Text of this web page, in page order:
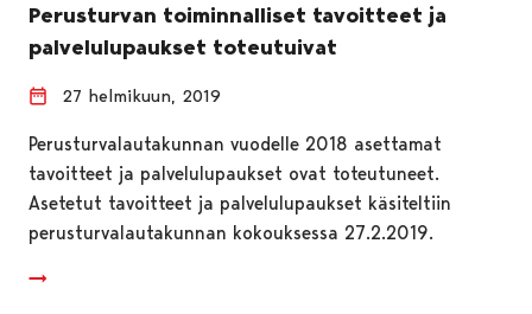
Perusturvan toiminnalliset tavoitteet ja
palvelulupaukset toteutuivat
27 helmikuun, 2019
Perusturvalautakunnan vuodelle 2018 asettamat
tavoitteet ja palvelulupaukset ovat toteutuneet.
Asetetut tavoitteet ja palvelulupaukset käsiteltiin
perusturvalautakunnan kokouksessa 27.2.2019.